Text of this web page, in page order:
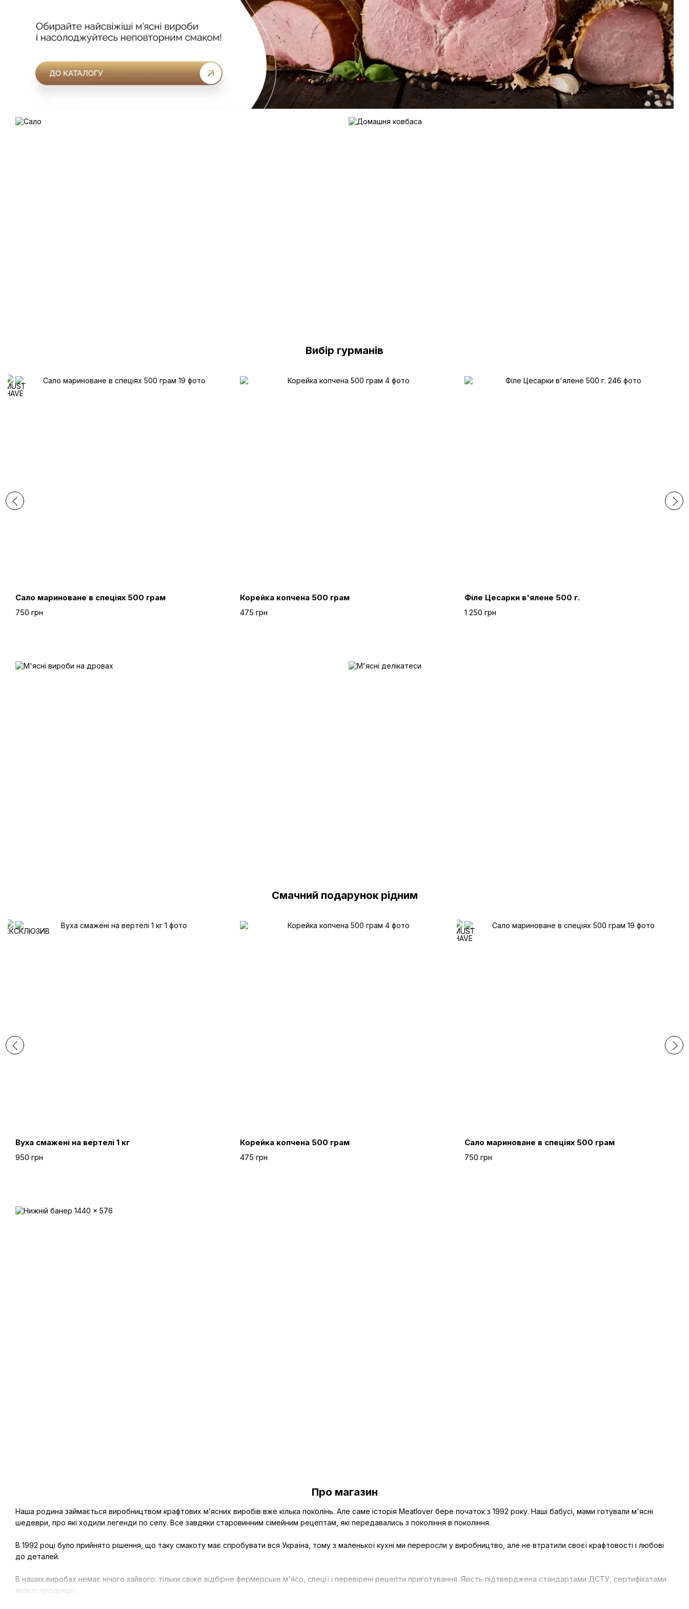
Вибір гурманів
Сало мариноване в спеціях 500 грам
750 грн
Корейка копчена 500 грам
475 грн
Філе Цесарки в'ялене 500 г.
1 250 грн
Смачний подарунок рідним
Вуха смажені на вертелі 1 кг
950 грн
Корейка копчена 500 грам
475 грн
Сало мариноване в спеціях 500 грам
750 грн
Про магазин
Наша родина займається виробництвом крафтових м’ясних виробів вже кілька поколінь. Але саме історія Meatlover бере початок з 1992 року. Наші бабусі, мами готували м'ясні
шедеври, про які ходили легенди по селу. Все завдяки старовинним сімейним рецептам, які передавались з покоління в покоління.
В 1992 році було прийнято рішення, що таку смакоту має спробувати вся Україна, тому з маленької кухні ми переросли у виробництво, але не втратили своєї крафтовості і любові
до деталей.
В наших виробах немає нічого зайвого: тільки свіже відбірне фермерське м'ясо, спеції і перевірені рецепти приготування. Якість підтверджена стандартами ДСТУ, сертифікатами
якості продукції.